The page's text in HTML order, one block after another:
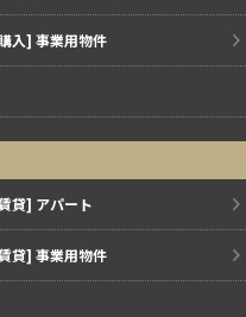
入] 事業用物件
貸] アパート
貸] 事業用物件